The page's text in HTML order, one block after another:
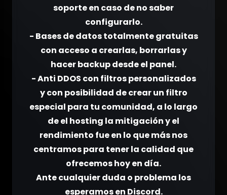
soporte en caso de no saber
configurarlo.
- Bases de datos totalmente gratuitas
con acceso a crearlas, borrarlas y
hacer backup desde el panel.
- Anti DDOS con filtros personalizados
y con posibilidad de crear un filtro
especial para tu comunidad, a lo largo
de el hosting la mitigación y el
rendimiento fue en lo que más nos
centramos para tener la calidad que
ofrecemos hoy en día.
Ante cualquier duda o problema los
esperamos en Discord.